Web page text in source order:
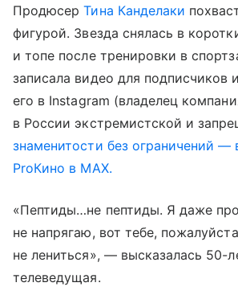
ПродюсерТина Канделаки
фигурой. Звезда снялась в
и топе после тренировки в
записала видео для подписчиков
его в Instagram (владелец
в России экстремистской и
знаменитости без ограничений —
ProКино в MAX.
«Пептиды…не пептиды. Я даже
не напрягаю, вот тебе,
не лениться», — высказалась 50-
телеведущая.